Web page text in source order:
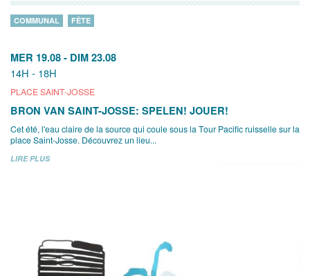
MER 19.08 - DIM 23.08
14H - 18H
PLACE SAINT-JOSSE
COMMUNAL FÊTE
BRON VAN SAINT-JOSSE: SPELEN! JOUER!
Cet été, l'eau claire de la source qui coule sous la Tour Pacific ruisselle sur la
place Saint-Josse. Découvrez un lieu...
LIRE PLUS